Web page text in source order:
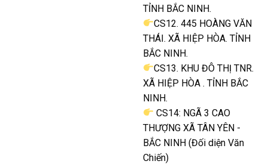
TỈNH BẮC NINH.
CS12. 445 HOÀNG VĂN
THÁI. XÃ HIỆP HÒA. TỈNH
BẮC NINH.
CS13. KHU ĐÔ THỊ TNR.
XÃ HIỆP HÒA . TỈNH BẮC
NINH.
CS14: NGÃ 3 CAO
THƯỢNG XÃ TÂN YÊN -
BẮC NINH (Đối diện Văn
Chiến)